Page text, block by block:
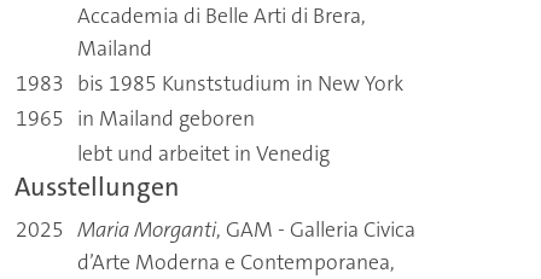
Accademia di Belle Arti di Brera,
Mailand
1983 bis 1985 Kunststudium in New York
1965
in Mailand geboren
lebt und arbeitet in Venedig
Ausstellungen
2025 Maria Morganti, GAM - Galleria Civica
d’Arte Moderna e Contemporanea,